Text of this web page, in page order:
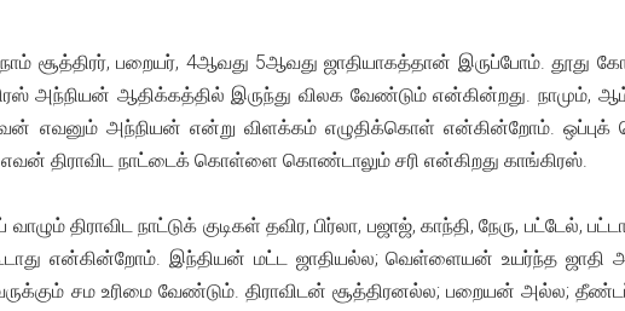
சூத்திரர், பறையர், 4ஆவது 5ஆவது ஜாதியாகத்தான் இருப்போம். தூது
அந்நியன் ஆதிக்கத்தில் இருந்து விலக வேண்டும் என்கின்றது.
எவனும் அந்நியன் என்று விளக்கம் எழுதிக்கொள் என்கின்றோம். ஒப்புக்
திராவிட நாட்டைக் கொள்ளை கொண்டாலும் சரி என்கிறது காங்கிரஸ்.
திராவிட நாட்டுக் குடிகள் தவிர, பிர்லா, பஜாஜ், காந்தி, நேரு, பட்டேல்,
என்கின்றோம். இந்தியன் மட்ட ஜாதியல்ல; வெள்ளையன் உயர்ந்த ஜாதி
சம உரிமை வேண்டும். திராவிடன் சூத்திரனல்ல; பறையன் அல்ல;